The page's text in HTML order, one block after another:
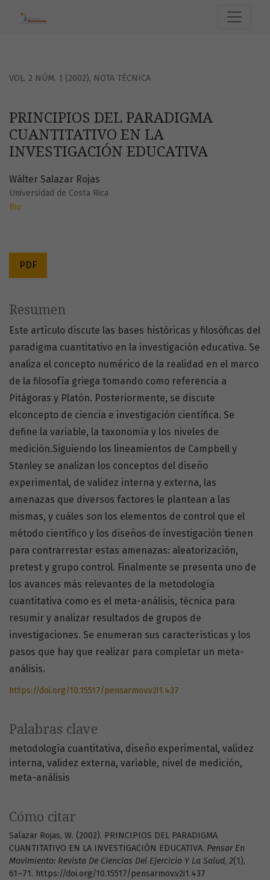
VOL. 2 NÚM. 1 (2002), NOTA TÉCNICA
PRINCIPIOS DEL PARADIGMA
CUANTITATIVO EN LA
INVESTIGACIÓN EDUCATIVA
Wálter Salazar Rojas
Universidad de Costa Rica
Bio
PDF
Palabras clave
metodología cuantitativa diseño experimental validez
interna validez externa variable nivel de medición
meta-análisis
Cómo citar
Salazar Rojas, W. (2002). PRINCIPIOS DEL PARADIGMA
CUANTITATIVO EN LA INVESTIGACIÓN EDUCATIVA. Pensar En
Movimiento: Revista De Ciencias Del Ejercicio Y La Salud, 2(1),
61–71. https://doi.org/10.15517/pensarmov.v2i1.437
Resumen
Este artículo discute las bases históricas y filosóficas del
paradigma cuantitativo en la investigación educativa. Se
analiza el concepto numérico de la realidad en el marco
de la filosofía griega tomando como referencia a
Pitágoras y Platón. Posteriormente, se discute
elconcepto de ciencia e investigación científica. Se
define la variable, la taxonomía y los niveles de
medición.Siguiendo los lineamientos de Campbell y
Stanley se analizan los conceptos del diseño
experimental, de validez interna y externa, las
amenazas que diversos factores le plantean a las
mismas, y cuáles son los elementos de control que el
método científico y los diseños de investigación tienen
para contrarrestar estas amenazas: aleatorización,
pretest y grupo control. Finalmente se presenta uno de
los avances más relevantes de la metodología
cuantitativa como es el meta-análisis, técnica para
resumir y analizar resultados de grupos de
investigaciones. Se enumeran sus características y los
pasos que hay que realizar para completar un meta-
análisis.
https://doi.org/10.15517/pensarmov.v2i1.437